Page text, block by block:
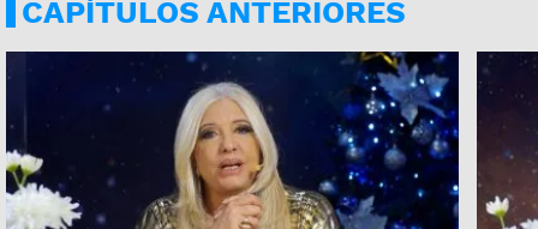
CAPÍTULOS ANTERIORES